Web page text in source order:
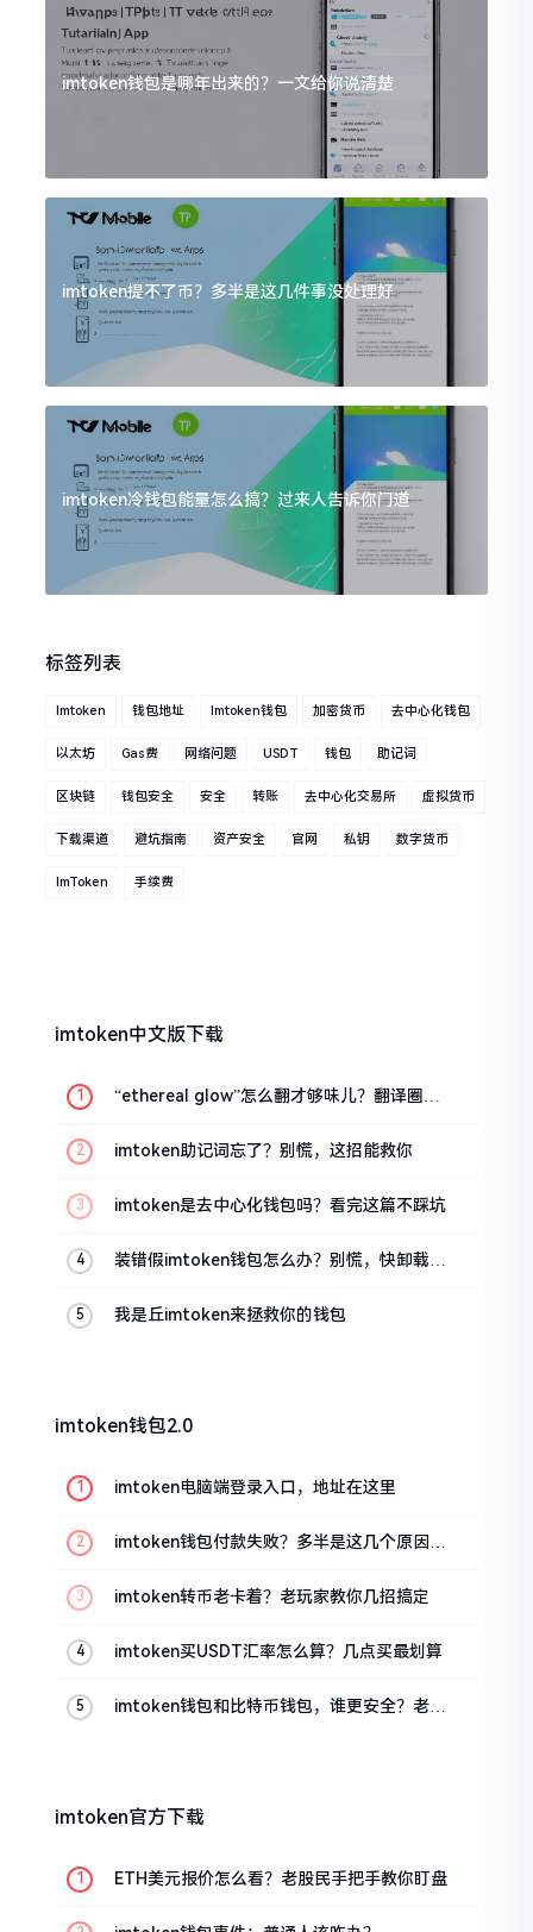
imtoken钱包是哪年出来的？一文给你说清楚
imtoken提不了币？多半是这几件事没处理好
imtoken冷钱包能量怎么搞？过来人告诉你门道
标签列表
Imtoken 钱包地址 Imtoken钱包 加密货币 去中心化钱包
以太坊 Gas费 网络问题 USDT 钱包 助记词
区块链 钱包安全 安全 转账 去中心化交易所 虚拟货币
下载渠道 避坑指南 资产安全 官网 私钥 数字货币
ImToken 手续费
imtoken中文版下载
“ethereal glow”怎么翻才够味儿？翻译圈老
imtoken助记词忘了？别慌，这招能救你
imtoken是去中心化钱包吗？看完这篇不踩坑
装错假imtoken钱包怎么办？别慌，快卸载，
我是丘imtoken来拯救你的钱包
imtoken钱包2.0
imtoken电脑端登录入口，地址在这里
imtoken钱包付款失败？多半是这几个原因闹
imtoken转币老卡着？老玩家教你几招搞定
imtoken买USDT汇率怎么算？几点买最划算
imtoken钱包和比特币钱包，谁更安全？老玩
imtoken官方下载
ETH美元报价怎么看？老股民手把手教你盯盘